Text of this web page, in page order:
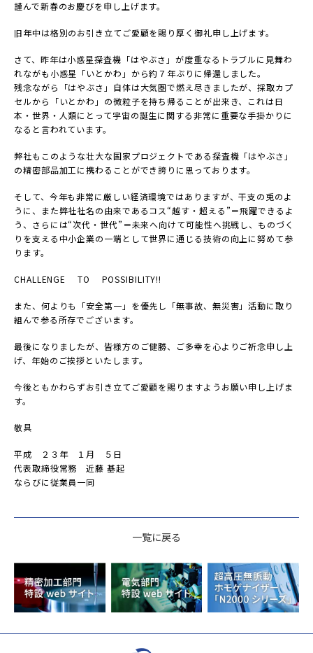
謹んで新春のお慶びを申し上げます。
旧年中は格別のお引き立てご愛顧を賜り厚く御礼申し上げます。
さて、昨年は小惑星探査機「はやぶさ」が度重なるトラブルに見舞わ
れながも小惑星「いとかわ」から約７年ぶりに帰還しました。
残念ながら「はやぶさ」自体は大気圏で燃え尽きましたが、採取カプ
セルから「いとかわ」の微粒子を持ち帰ることが出来き、これは日
本・世界・人類にとって宇宙の誕生に関する非常に重要な手掛かりに
なると言われています。
弊社もこのような壮大な国家プロジェクトである探査機「はやぶさ」
の精密部品加工に携わることができ誇りに思っております。
そして、今年も非常に厳しい経済環境ではありますが、干支の兎のよ
うに、また弊社社名の由来であるコス“越す・超える”＝飛躍できるよ
う、さらには“次代・世代”＝未来へ向けて可能性へ挑戦し、ものづく
りを支える中小企業の一端として世界に通じる技術の向上に努めて参
ります。
CHALLENGE TO POSSIBILITY!!
また、何よりも「安全第一」を優先し「無事故、無災害」活動に取り
組んで参る所存でございます。
最後になりましたが、皆様方のご健勝、ご多幸を心よりご祈念申し上
げ、年始のご挨拶といたします。
今後ともかわらずお引き立てご愛顧を賜りますようお願い申し上げま
す。
敬具
平成 ２３年 １月 ５日
代表取締役常務 近藤 基起
ならびに従業員一同
一覧に戻る